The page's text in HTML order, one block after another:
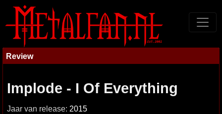
Review
Implode - I Of Everything
Jaar van release: 2015